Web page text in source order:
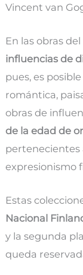
Vincent van
En las obras
influencias de
pues, es
romántica,
obras de
de la edad de
pertenecientes
expresionismo
Estas
Nacional
y la segunda
queda